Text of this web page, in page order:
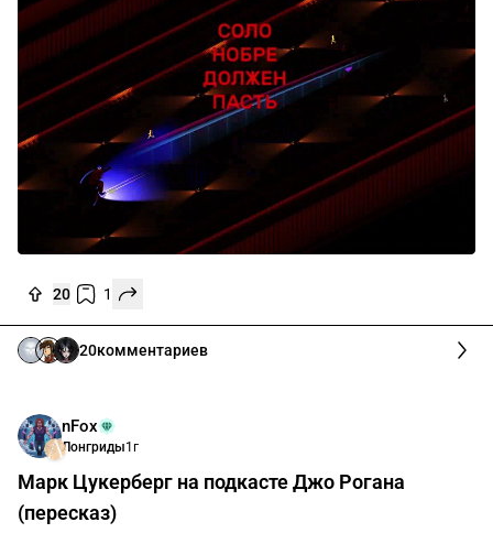
20 1
20комментариев
nFox
Лонгриды1г
Марк Цукерберг на подкасте Джо Рогана
(пересказ)